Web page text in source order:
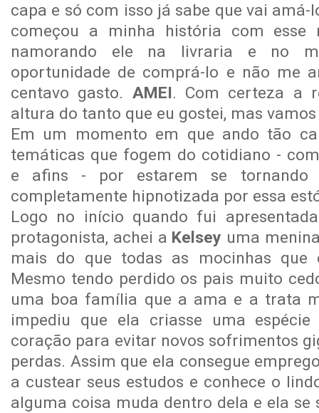
capa e só com isso já sabe que vai amá-
começou a minha história com esse
namorando ele na livraria e no
oportunidade de comprá-lo e não me
centavo gasto. AMEI. Com certeza a
altura do tanto que eu gostei, mas
Em um momento em que ando tão
temáticas que fogem do cotidiano -
e afins - por estarem se tornando
completamente hipnotizada por essa
Logo no início quando fui
protagonista, achei a Kelsey uma
mais do que todas as mocinhas que
Mesmo tendo perdido os pais muito
uma boa família que a ama e a trata
impediu que ela criasse uma
coração para evitar novos sofrimentos
perdas. Assim que ela consegue
a custear seus estudos e conhece o
alguma coisa muda dentro dela e ela se